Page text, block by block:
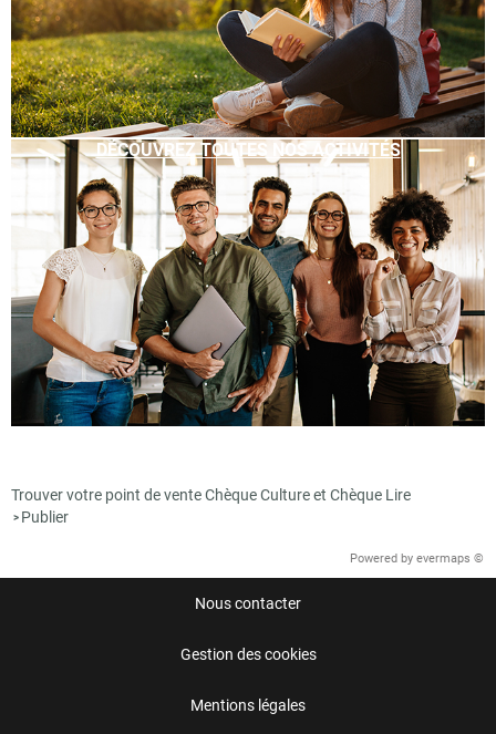
DÉCOUVREZ TOUTES NOS ACTIVITÉS
Trouver votre point de vente Chèque Culture et Chèque Lire
> Publier
Powered by evermaps ©
Nous contacter
Gestion des cookies
Mentions légales